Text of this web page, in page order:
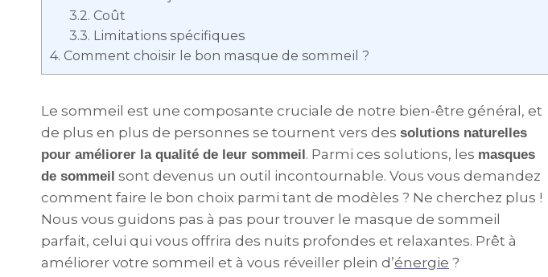
3.2. Coût
3.3. Limitations spécifiques
4. Comment choisir le bon masque de sommeil ?
Le sommeil est une composante cruciale de notre bien-être général, et
de plus en plus de personnes se tournent vers des solutions naturelles
pour améliorer la qualité de leur sommeil . Parmi ces solutions, les masques
de sommeil sont devenus un outil incontournable. Vous vous demandez
comment faire le bon choix parmi tant de modèles ? Ne cherchez plus !
Nous vous guidons pas à pas pour trouver le masque de sommeil
parfait, celui qui vous offrira des nuits profondes et relaxantes. Prêt à
améliorer votre sommeil et à vous réveiller plein d’énergie ?